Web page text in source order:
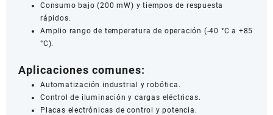
Consumo bajo (200 mW) y tiempos de respuesta
rápidos.
Amplio rango de temperatura de operación (-40 °C a +85
°C).
Aplicaciones comunes:
Automatización industrial y robótica.
Control de iluminación y cargas eléctricas.
Placas electrónicas de control y potencia.